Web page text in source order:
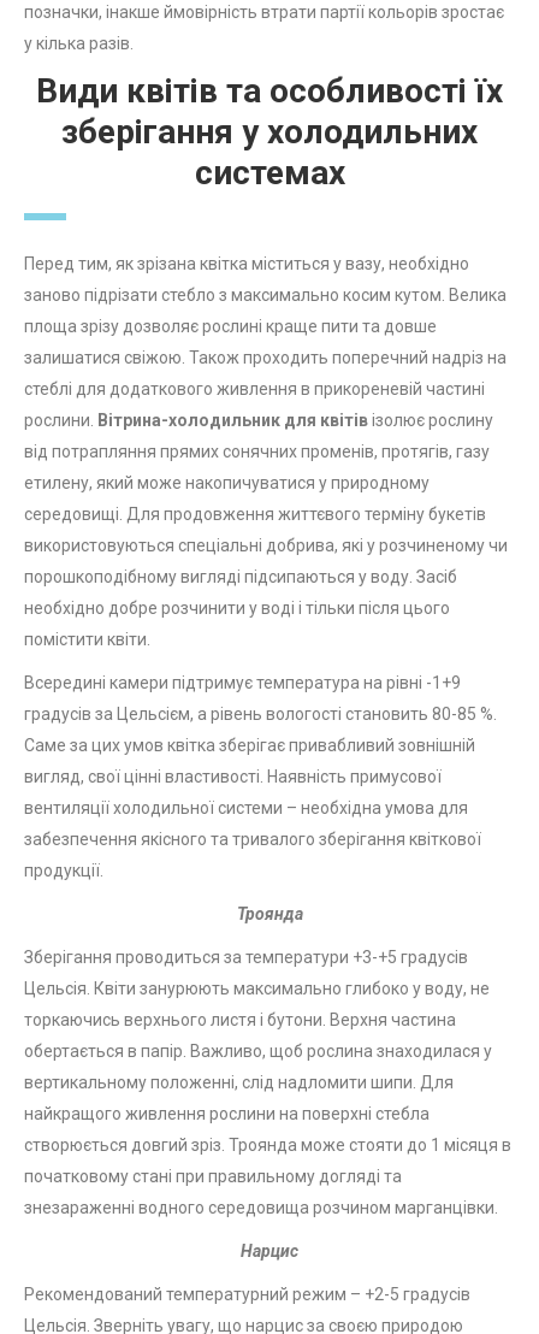
позначки, інакше ймовірність втрати партії кольорів зростає
у кілька разів.
Види квітів та особливості їх
зберігання у холодильних
системах
Перед тим, як зрізана квітка міститься у вазу, необхідно
заново підрізати стебло з максимально косим кутом. Велика
площа зрізу дозволяє рослині краще пити та довше
залишатися свіжою. Також проходить поперечний надріз на
стеблі для додаткового живлення в прикореневій частині
рослини. Вітрина-холодильник для квітівізолює рослину
від потрапляння прямих сонячних променів, протягів, газу
етилену, який може накопичуватися у природному
середовищі. Для продовження життєвого терміну букетів
використовуються спеціальні добрива, які у розчиненому чи
порошкоподібному вигляді підсипаються у воду. Засіб
необхідно добре розчинити у воді і тільки після цього
помістити квіти.
Всередині камери підтримує температура на рівні -1+9
градусів за Цельсієм, а рівень вологості становить 80-85 %.
Саме за цих умов квітка зберігає привабливий зовнішній
вигляд, свої цінні властивості. Наявність примусової
вентиляції холодильної системи – необхідна умова для
забезпечення якісного та тривалого зберігання квіткової
продукції.
Троянда
Зберігання проводиться за температури +3-+5 градусів
Цельсія. Квіти занурюють максимально глибоко у воду, не
торкаючись верхнього листя і бутони. Верхня частина
обертається в папір. Важливо, щоб рослина знаходилася у
вертикальному положенні, слід надломити шипи. Для
найкращого живлення рослини на поверхні стебла
створюється довгий зріз. Троянда може стояти до 1 місяця в
початковому стані при правильному догляді та
знезараженні водного середовища розчином марганцівки.
Нарцис
Рекомендований температурний режим – +2-5 градусів
Цельсія. Зверніть увагу, що нарцис за своєю природою